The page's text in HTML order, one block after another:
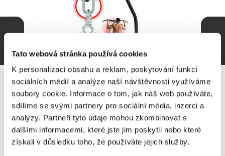
Tato webová stránka používá cookies
K personalizaci obsahu a reklam, poskytování funkcí
sociálních médií a analýze naší návštěvnosti využíváme
soubory cookie. Informace o tom, jak náš web používáte,
sdílíme se svými partnery pro sociální média, inzerci a
analýzy. Partneři tyto údaje mohou zkombinovat s
dalšími informacemi, které jste jim poskytli nebo které
získali v důsledku toho, že používáte jejich služby.
Physionics Nástěnný držák na boxovací pytel s tyčí 2 v
ZLEVNĚNO -30 % Do košíku